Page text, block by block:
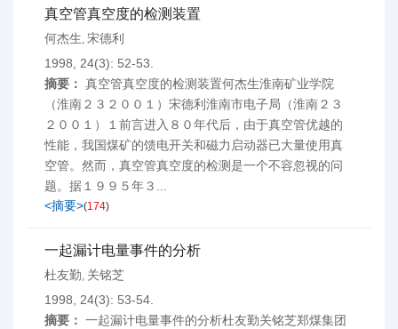
真空管真空度的检测装置
何杰生, 宋德利
1998, 24(3): 52-53.
摘要： 真空管真空度的检测装置何杰生淮南矿业学院
（淮南２３２００１）宋德利淮南市电子局（淮南２３
２００１）１前言进入８０年代后，由于真空管优越的
性能，我国煤矿的馈电开关和磁力启动器已大量使用真
空管。然而，真空管真空度的检测是一个不容忽视的问
题。据１９９５年３...
<摘要>(174)
一起漏计电量事件的分析
杜友勤, 关铭芝
1998, 24(3): 53-54.
摘要： 一起漏计电量事件的分析杜友勤关铭芝郑煤集团